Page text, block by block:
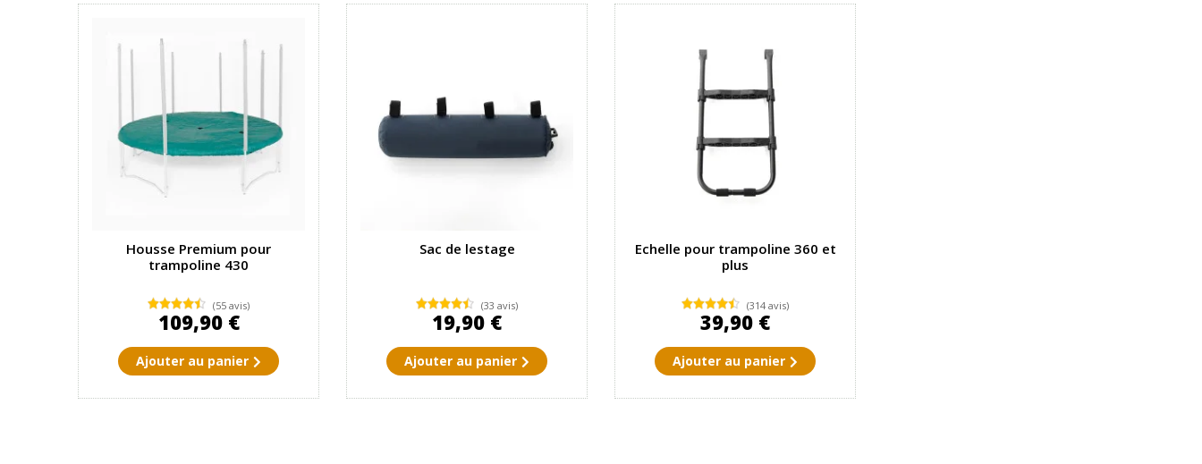
Housse Premium pour
trampoline 430
(55 avis)
109,90 €
Ajouter au panier
Sac de lestage
(33 avis)
19,90 €
Ajouter au panier
Echelle pour trampoline 360 et
plus
(314 avis)
39,90 €
Ajouter au panier